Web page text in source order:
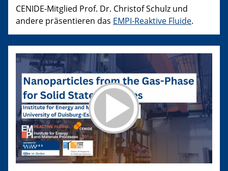
CENIDE-Mitglied Prof. Dr. Christof Schulz und
andere präsentieren das EMPI-Reaktive Fluide.